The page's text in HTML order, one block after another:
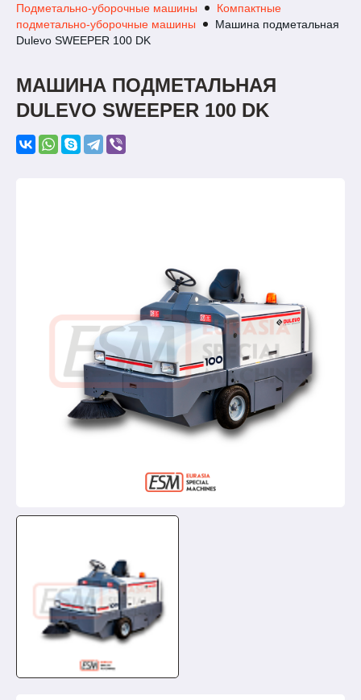
Подметально-уборочные машины
Компактные
подметально-уборочные машины
Машина подметальная
Dulevo SWEEPER 100 DK
МАШИНА ПОДМЕТАЛЬНАЯ
DULEVO SWEEPER 100 DK